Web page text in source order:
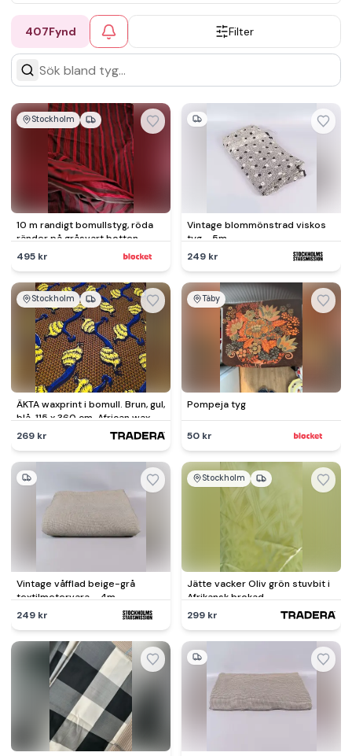
Visa allt Kan skickas Upphämtning
407Fynd Filter
Stockholm
10 m randigt bomullstyg, röda
ränder på gråsvart botten
495 kr
Vintage blommönstrad viskos
tyg - 5m
249 kr
Stockholm
ÄKTA waxprint i bomull. Brun, gul,
blå. 115 x 360 cm. African wax
print Ankara
269 kr
Täby
Pompeja tyg
50 kr
Vintage våfflad beige-grå
textilmetervara - 4m
249 kr
Stockholm
Jätte vacker Oliv grön stuvbit i
Afrikansk brokad
299 kr